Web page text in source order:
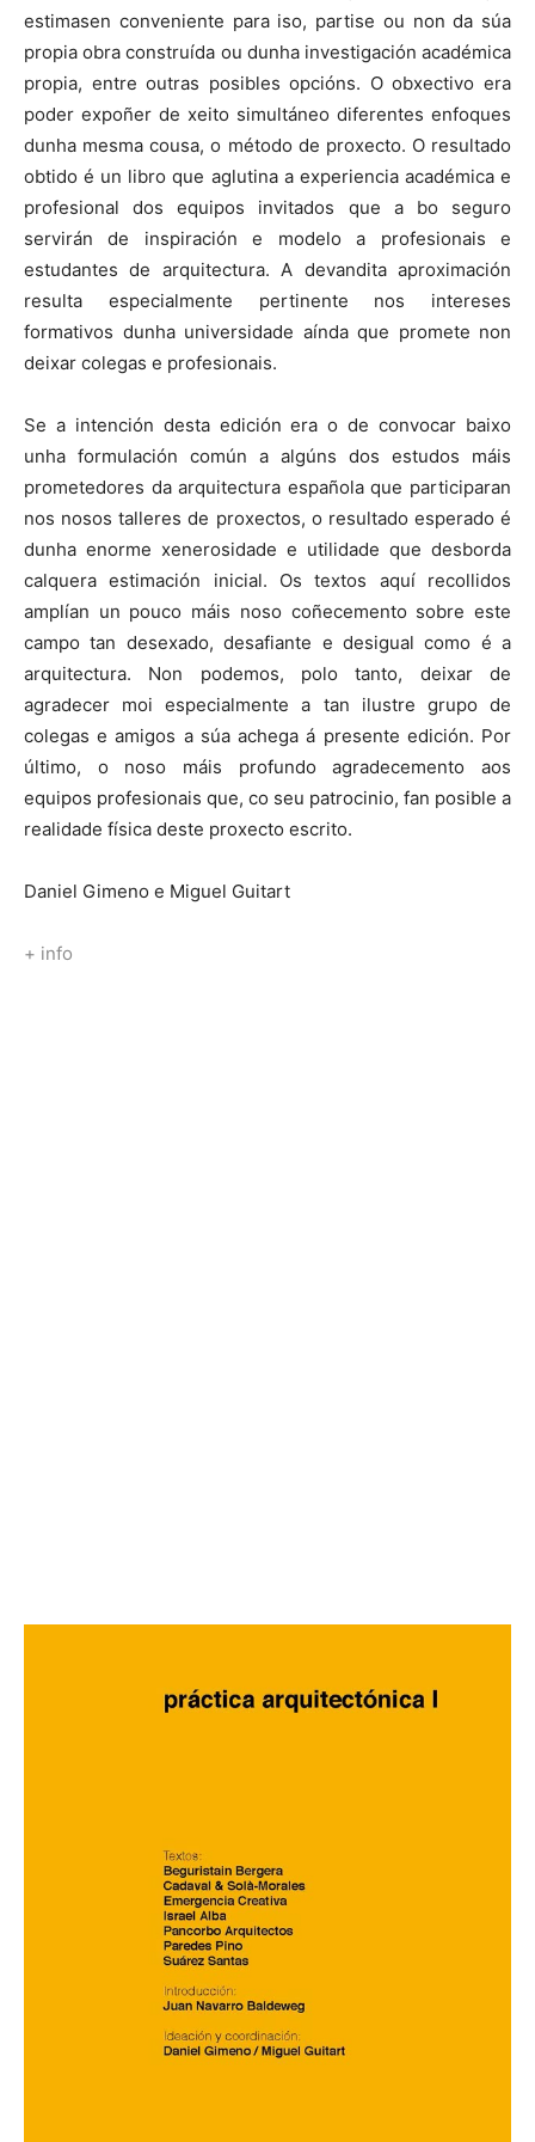
estimasen conveniente para iso, partise ou non da súa
propia obra construída ou dunha investigación académica
propia, entre outras posibles opcións. O obxectivo era
poder expoñer de xeito simultáneo diferentes enfoques
dunha mesma cousa, o método de proxecto. O resultado
obtido é un libro que aglutina a experiencia académica e
profesional dos equipos invitados que a bo seguro
servirán de inspiración e modelo a profesionais e
estudantes de arquitectura. A devandita aproximación
resulta especialmente pertinente nos intereses
formativos dunha universidade aínda que promete non
deixar colegas e profesionais.
Se a intención desta edición era o de convocar baixo
unha formulación común a algúns dos estudos máis
prometedores da arquitectura española que participaran
nos nosos talleres de proxectos, o resultado esperado é
dunha enorme xenerosidade e utilidade que desborda
calquera estimación inicial. Os textos aquí recollidos
amplían un pouco máis noso coñecemento sobre este
campo tan desexado, desafiante e desigual como é a
arquitectura. Non podemos, polo tanto, deixar de
agradecer moi especialmente a tan ilustre grupo de
colegas e amigos a súa achega á presente edición. Por
último, o noso máis profundo agradecemento aos
equipos profesionais que, co seu patrocinio, fan posible a
realidade física deste proxecto escrito.
Daniel Gimeno e Miguel Guitart
+ info